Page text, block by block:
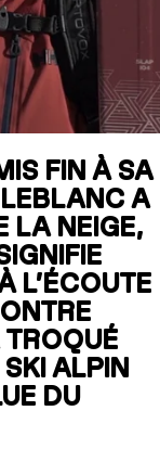
SLAP 104
LITE
SLAP 92
UBAC 102
BÂTONS
FIN À SA
A
LA NEIGE,
L’ÉCOUTE
ALPIN
DU